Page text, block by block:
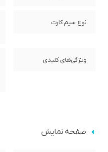
نوع سیم کارت
ویژگی‌های کلیدی
صفحه نمایش